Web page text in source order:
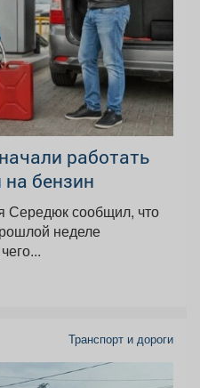
работать
бензин
Середюк сообщил, что
неделе
Транспорт и дороги